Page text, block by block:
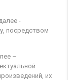
-
посредством
–
их